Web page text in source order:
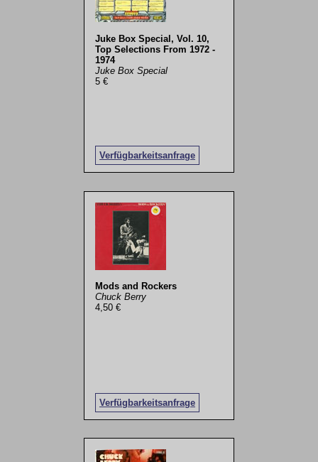
Juke Box Special, Vol. 10,
Top Selections From 1972 -
1974
Juke Box Special
5 €
Verfügbarkeitsanfrage
Mods and Rockers
Chuck Berry
4,50 €
Verfügbarkeitsanfrage